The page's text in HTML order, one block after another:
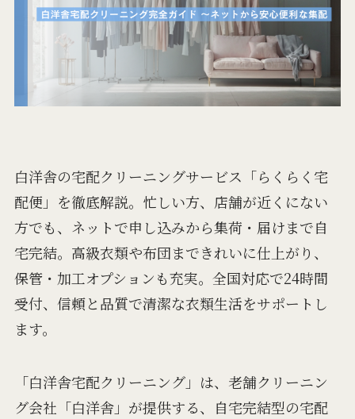
白洋舎の宅配クリーニングサービス「らくらく宅
配便」を徹底解説。忙しい方、店舗が近くにない
方でも、ネットで申し込みから集荷・届けまで自
宅完結。高級衣類や布団まできれいに仕上がり、
保管・加工オプションも充実。全国対応で24時間
受付、信頼と品質で清潔な衣類生活をサポートし
ます。
「白洋舎宅配クリーニング」は、老舗クリーニン
グ会社「白洋舎」が提供する、自宅完結型の宅配